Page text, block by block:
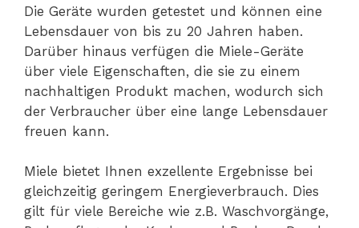
Die Geräte wurden getestet und können eine
Lebensdauer von bis zu 20 Jahren haben.
Darüber hinaus verfügen die Miele-Geräte
über viele Eigenschaften, die sie zu einem
nachhaltigen Produkt machen, wodurch sich
der Verbraucher über eine lange Lebensdauer
freuen kann.
Miele bietet Ihnen exzellente Ergebnisse bei
gleichzeitig geringem Energieverbrauch. Dies
gilt für viele Bereiche wie z.B. Waschvorgänge,